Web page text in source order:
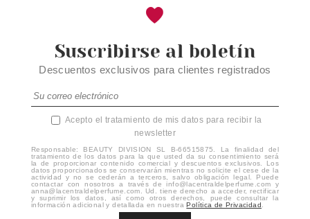
Suscribirse al boletín
Descuentos exclusivos para clientes registrados
Acepto el tratamiento de mis datos para recibir la
newsletter
Responsable: BEAUTY DIVISION SL B-66515875. La finalidad del
tratamiento de los datos para la que usted da su consentimiento será
la de proporcionar contenido comercial y descuentos exclusivos. Los
datos proporcionados se conservarán mientras no solicite el cese de la
actividad y no se cederán a terceros, salvo obligación legal. Puede
contactar con nosotros a través de info@lacentraldelperfume.com y
anna@lacentraldelperfume.com. Ud. tiene derecho a acceder, rectificar
y suprimir los datos, así como otros derechos, puede consultar la
información adicional y detallada en nuestraPolítica de Privacidad